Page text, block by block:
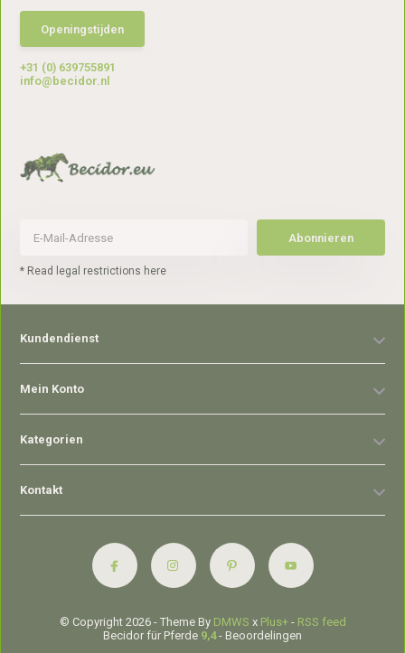
Openingstijden
+31 (0) 639755891
info@becidor.nl
Abonnieren
* Read legal restrictions here
Kundendienst
Mein Konto
Kategorien
Kontakt
© Copyright 2026 - Theme By DMWS x Plus+- RSS feed
Becidor für Pferde 9,4- Beoordelingen